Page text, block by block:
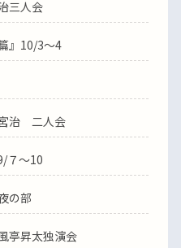
三人会
』10/3～4
治 二人会
７～10
の部
亭昇太独演会